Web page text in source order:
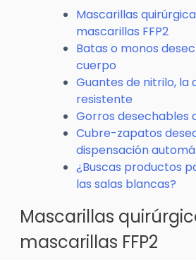
Mascarillas
mascarillas FFP2
Batas o monos
cuerpo
Guantes de nitrilo, la
resistente
Gorros desechables
Cubre-zapatos
dispensación
¿Buscas productos
las salas blancas?
Mascarillas
mascarillas FFP2